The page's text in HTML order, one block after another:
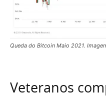
Queda do Bitcoin Maio 2021.
Veteranos